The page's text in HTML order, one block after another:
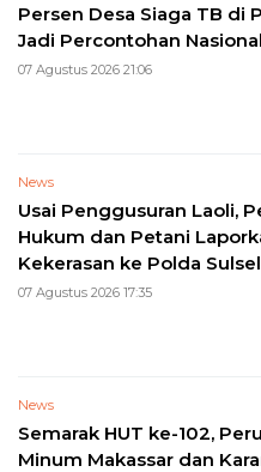
Persen Desa Siaga TB di
Jadi Percontohan Nasional
07 Agustus 2026 21:06
News
Usai Penggusuran Laoli,
Hukum dan Petani
Kekerasan ke Polda Sulsel
07 Agustus 2026 17:35
News
Semarak HUT ke-102,
Minum Makassar dan